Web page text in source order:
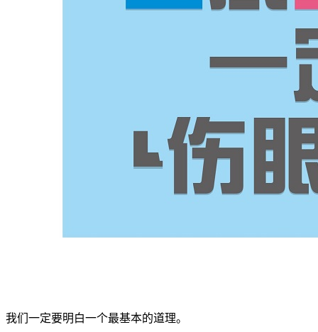
我们一定要明白一个最基本的道理。